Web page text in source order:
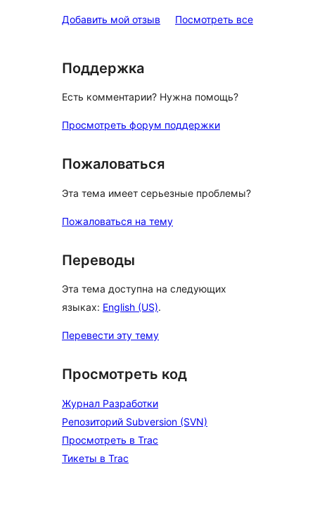
звездный
Добавить мой отзыв Посмотреть всеотзывы
Поддержка
Есть комментарии? Нужна помощь?
Просмотреть форум поддержки
Пожаловаться
Эта тема имеет серьезные проблемы?
Пожаловаться на тему
Переводы
Эта тема доступна на следующих
языках: English (US).
Перевести эту тему
Просмотреть код
Журнал Разработки
Репозиторий Subversion (SVN)
Просмотреть в Trac
Тикеты в Trac